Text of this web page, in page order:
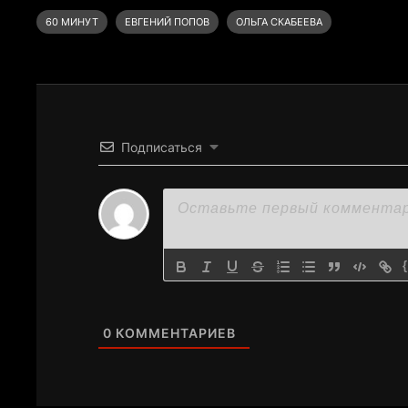
60 МИНУТ
ЕВГЕНИЙ ПОПОВ ОЛЬГА СКАБЕЕВА
Подписаться
0 КОММЕНТАРИЕВ